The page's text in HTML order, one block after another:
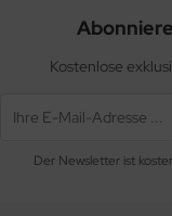
Kostenlose
Der Newsletter ist